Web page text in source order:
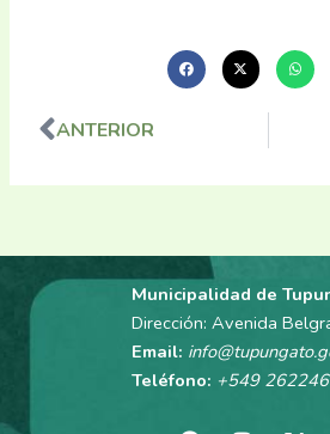
Ant
ANTERIOR
Municipalidad de
Dirección: Avenida
Email:
Teléfono: +549